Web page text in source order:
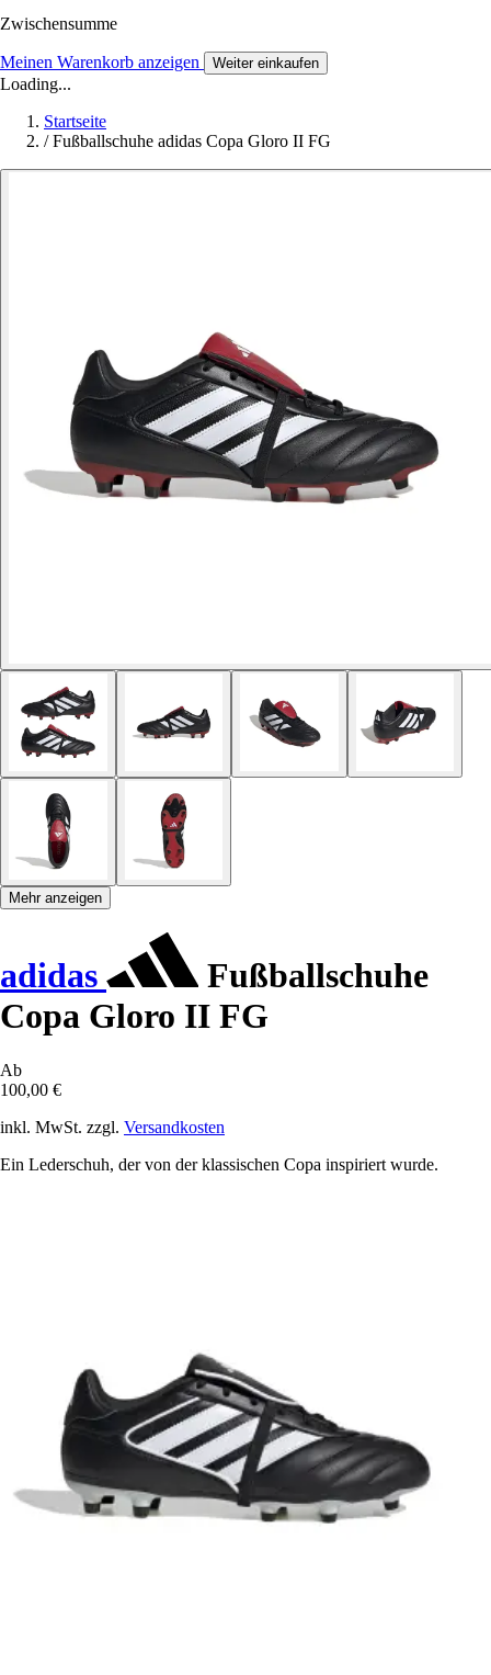
Zwischensumme
Meinen Warenkorb anzeigen Weiter einkaufen
Loading...
Startseite
/ Fußballschuhe adidas Copa Gloro II FG
Mehr anzeigen
adidas
Fußballschuhe
Copa Gloro II FG
Ab
100,00 €
inkl. MwSt. zzgl. Versandkosten
Ein Lederschuh, der von der klassischen Copa inspiriert wurde.